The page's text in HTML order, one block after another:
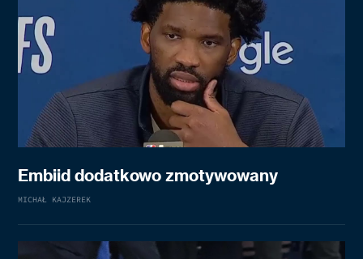
Embiid dodatkowo zmotywowany
MICHAŁ KAJZEREK